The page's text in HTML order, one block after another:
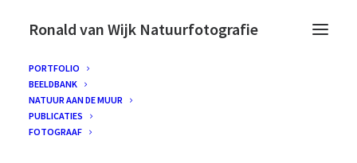
Ronald van Wijk Natuurfotografie
PORTFOLIO
BEELDBANK
NATUUR AAN DE MUUR
PUBLICATIES
FOTOGRAAF
CATEGORIEËN